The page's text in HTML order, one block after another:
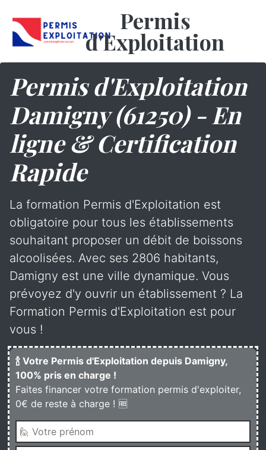
Permis
d'Exploitation
Permis d'Exploitation
Damigny (61250) - En
ligne & Certification
Rapide
La formation Permis d'Exploitation est
obligatoire pour tous les établissements
souhaitant proposer un débit de boissons
alcoolisées. Avec ses 2806 habitants,
Damigny est une ville dynamique. Vous
prévoyez d'y ouvrir un établissement ? La
Formation Permis d'Exploitation est pour
vous !
🍾 Votre Permis d'Exploitation depuis Damigny,
100% pris en charge !
Faites financer votre formation permis d'exploiter,
0€ de reste à charge ! 🆓